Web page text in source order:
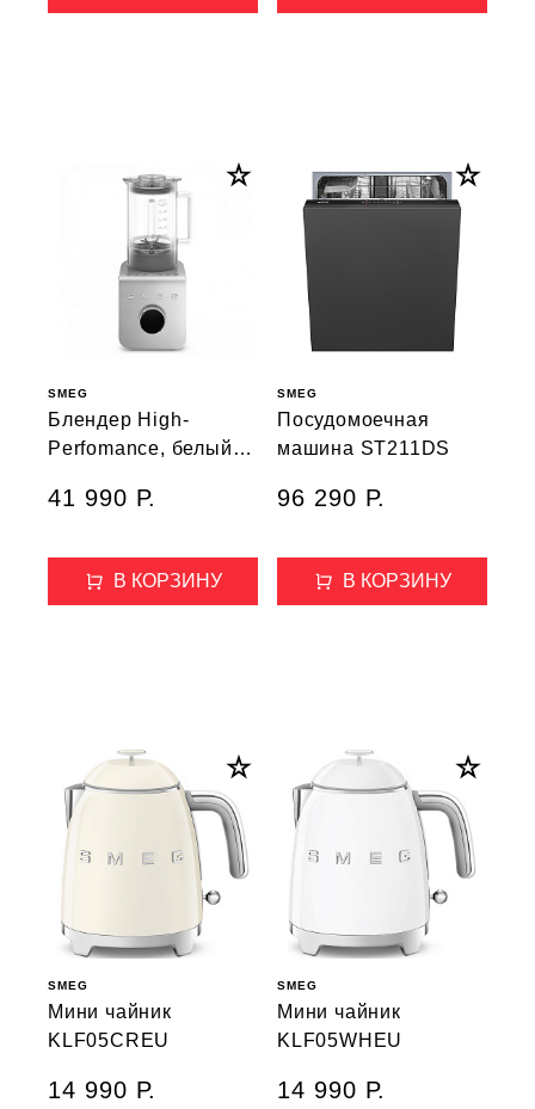
SMEG
Блендер High-
Perfomance, белый
41 990 Р.
В КОРЗИНУ
SMEG
Посудомоечная
машина ST211DS
96 290 Р.
В КОРЗИНУ
SMEG
Мини чайник
KLF05CREU
14 990 Р.
SMEG
Мини чайник
KLF05WHEU
14 990 Р.